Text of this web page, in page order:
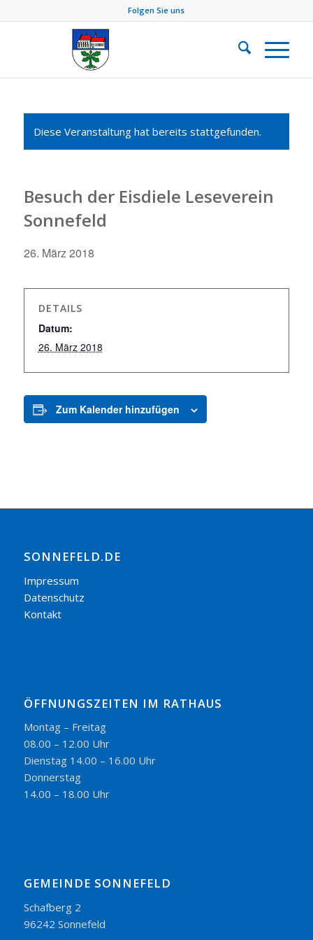
Folgen Sie uns
Diese Veranstaltung hat bereits stattgefunden.
Besuch der Eisdiele Leseverein
Sonnefeld
26. März 2018
DETAILS
Datum:
26. März 2018
Zum Kalender hinzufügen
SONNEFELD.DE
Impressum
Datenschutz
Kontakt
ÖFFNUNGSZEITEN IM RATHAUS
Montag – Freitag
08.00 – 12.00 Uhr
Dienstag 14.00 – 16.00 Uhr
Donnerstag
14.00 – 18.00 Uhr
GEMEINDE SONNEFELD
Schafberg 2
96242 Sonnefeld